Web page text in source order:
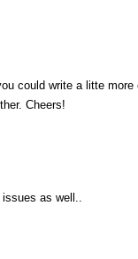
could write a litte
Cheers!
as well..